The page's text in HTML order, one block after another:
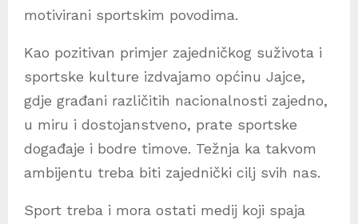
motivirani sportskim povodima.
Kao pozitivan primjer zajedničkog suživota i
sportske kulture izdvajamo općinu Jajce,
gdje građani različitih nacionalnosti zajedno,
u miru i dostojanstveno, prate sportske
događaje i bodre timove. Težnja ka takvom
ambijentu treba biti zajednički cilj svih nas.
Sport treba i mora ostati medij koji spaja